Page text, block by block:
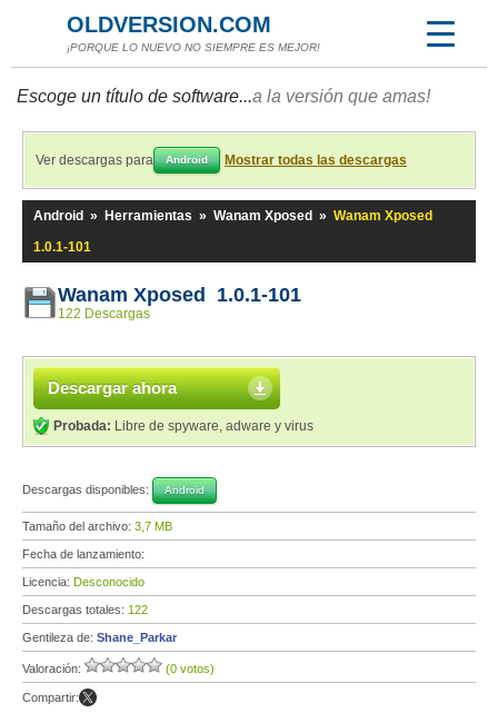
OLDVERSION.COM
¡PORQUE LO NUEVO NO SIEMPRE ES MEJOR!
Escoge un título de software...a la versión que amas!
Ver descargas para Android Mostrar todas las descargas
Android » Herramientas » Wanam Xposed » Wanam Xposed
1.0.1-101
Wanam Xposed 1.0.1-101
122 Descargas
Descargar ahora
Probada: Libre de spyware, adware y virus
Descargas disponibles: Android
Tamaño del archivo: 3,7 MB
Fecha de lanzamiento:
Licencia: Desconocido
Descargas totales: 122
Gentileza de: Shane_Parkar
Valoración: (0 votos)
Compartir: